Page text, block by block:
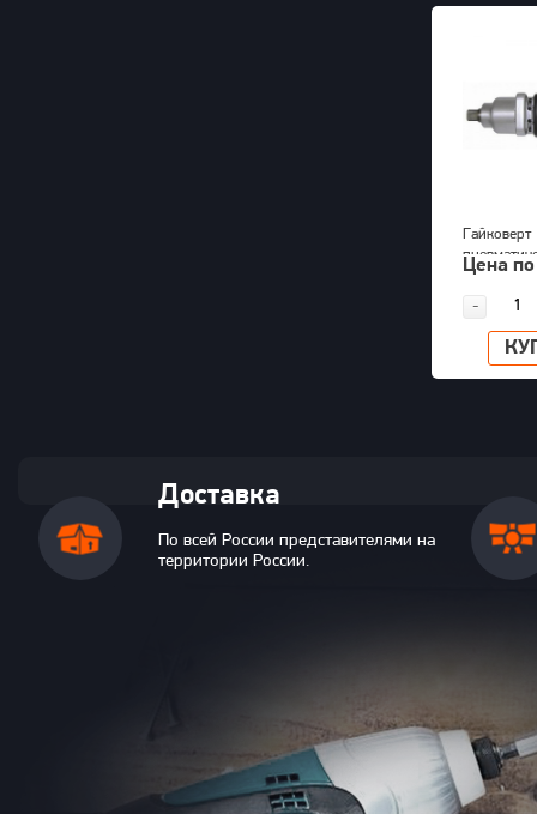
Гайковерт
Цена
-
Доставка
По всей России представителями на
территории России.